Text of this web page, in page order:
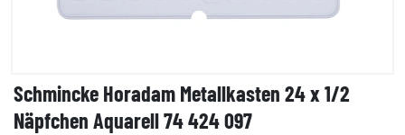
Schmincke Horadam Metallkasten 24 x 1/2
Näpfchen Aquarell 74 424 097